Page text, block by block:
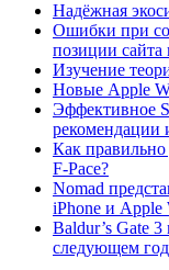
Надёжная
Ошибки при
позиции сайта
Изучение
Новые Apple
Эффективное
рекомендации
Как
F-Pace?
Nomad
iPhone и Apple
Baldur’s Gate
следующем